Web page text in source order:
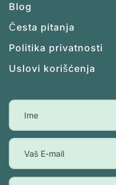
Blog
Česta pitanja
Politika privatnosti
Uslovi korišćenja